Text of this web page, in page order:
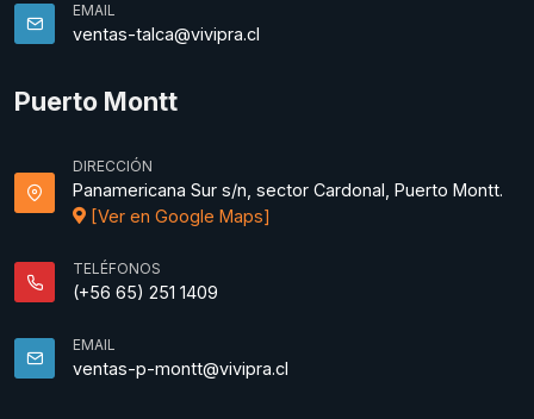
EMAIL
ventas-talca@vivipra.cl
Puerto Montt
DIRECCIÓN
Panamericana Sur s/n, sector Cardonal, Puerto Montt.
[Ver en Google Maps]
TELÉFONOS
(+56 65) 251 1409
EMAIL
ventas-p-montt@vivipra.cl